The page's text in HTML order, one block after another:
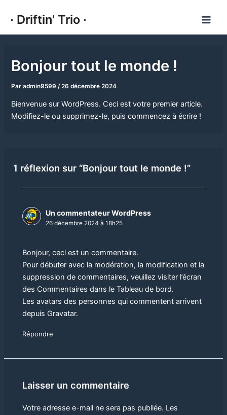
· Driftin' Trio ·
Bonjour tout le monde !
Paradmin9599 /26 décembre 2024
Bienvenue sur WordPress. Ceci est votre premier article.
Modifiez-le ou supprimez-le, puis commencez à écrire !
1 réflexion sur “Bonjour tout le monde !”
Un commentateur WordPress
26 décembre 2024 à 18h25
Bonjour, ceci est un commentaire.
Pour débuter avec la modération, la modification et la
suppression de commentaires, veuillez visiter l’écran
des Commentaires dans le Tableau de bord.
Les avatars des personnes qui commentent arrivent
depuis Gravatar.
Répondre
Laisser un commentaire
Votre adresse e-mail ne sera pas publiée. Les